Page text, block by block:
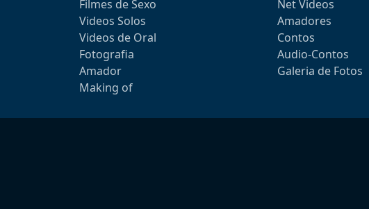
Filmes de Sexo
Videos Solos
Videos de Oral
Fotografia
Amador
Making of
Net Videos
Amadores
Contos
Audio-Contos
Galeria de Fotos